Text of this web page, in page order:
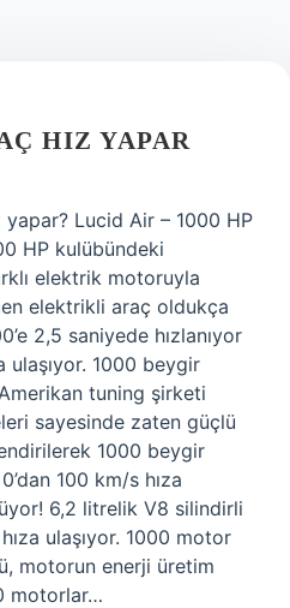
HIZ YAPAR
Lucid Air – 1000 HP
HP kulübündeki
elektrik motoruyla
elektrikli araç oldukça
2,5 saniyede hızlanıyor
ulaşıyor. 1000 beygir
tuning şirketi
sayesinde zaten güçlü
1000 beygir
100 km/s hıza
6,2 litrelik V8 silindirli
ulaşıyor. 1000 motor
motorun enerji üretim
motorlar…